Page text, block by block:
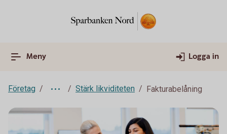
Meny Logga in
Företag Stärk likviditeten Fakturabelåning